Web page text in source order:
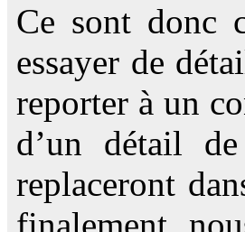
Ce sont donc
essayer de
reporter à un
d’un détail
replaceront
finalement